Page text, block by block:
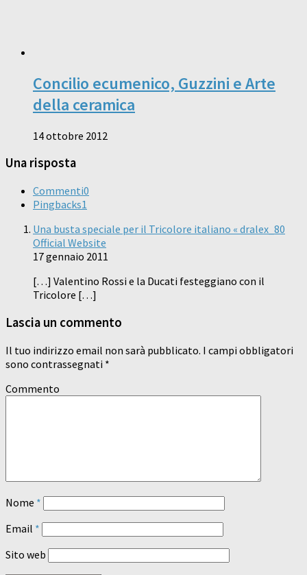
Concilio ecumenico, Guzzini e Arte
della ceramica
14 ottobre 2012
Una risposta
Commenti0
Pingbacks1
Una busta speciale per il Tricolore italiano « dralex_80
Official Website
17 gennaio 2011
[…] Valentino Rossi e la Ducati festeggiano con il
Tricolore […]
Lascia un commento
Il tuo indirizzo email non sarà pubblicato. I campi obbligatori
sono contrassegnati *
Commento
Nome *
Email *
Sito web